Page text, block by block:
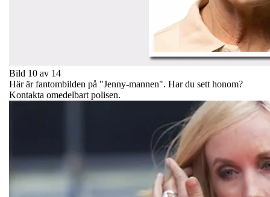
Bild 10 av 14
Här är fantombilden på "Jenny-mannen". Har du sett honom?
Kontakta omedelbart polisen.